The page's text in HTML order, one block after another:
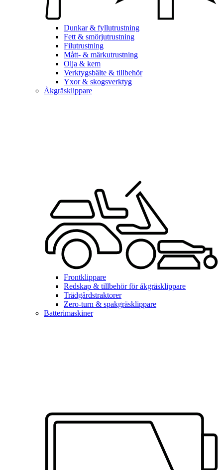
Dunkar & fyllutrustning
Fett & smörjutrustning
Filutrustning
Mått- & märkutrustning
Olja & kem
Verktygsbälte & tillbehör
Yxor & skogsverktyg
Åkgräsklippare
Frontklippare
Redskap & tillbehör för åkgräsklippare
Trädgårdstraktorer
Zero-turn & spakgräsklippare
Batterimaskiner